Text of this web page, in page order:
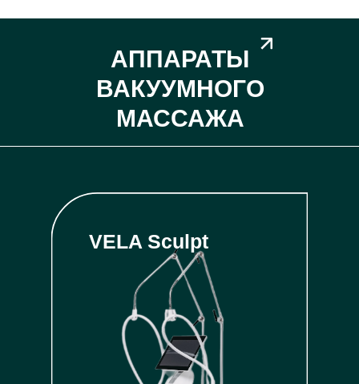
АППАРАТЫ
ВАКУУМНОГО
МАССАЖА
VELA Sculpt